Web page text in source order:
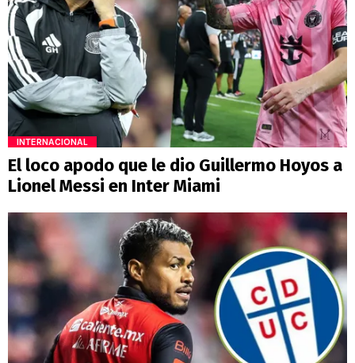
INTERNACIONAL
El loco apodo que le dio Guillermo Hoyos a
Lionel Messi en Inter Miami